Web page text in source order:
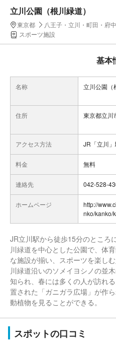
立川公園（根川緑道）
東京都
八王子・立川・町田・府
スポーツ施設
基本
名称 立川公園（
住所 東京都立川
アクセス方法 JR「立川
料金 無料
連絡先 042-528-
ホームページ
http://
nko/kanko/
JR立川駅から徒歩15分のところ
川緑道を中心とした公園で、体
な施設が揃い、スポーツを楽し
川緑道沿いのソメイヨシノの並
知られ、春には多くの人が訪れ
置された「ガニガラ広場」が作
動植物を見ることができる。
スポットの口コミ